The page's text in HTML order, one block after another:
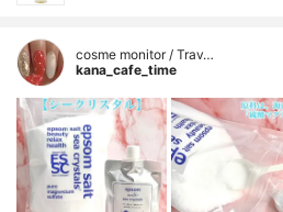
cosme monitor / Trav…
kana_cafe_time